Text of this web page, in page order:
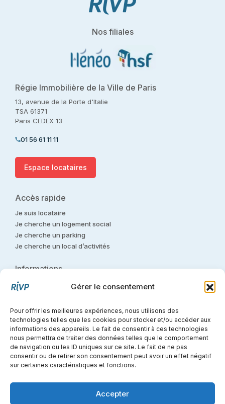
Gérer le consentement
Pour offrir les meilleures expériences, nous utilisons des
technologies telles que les cookies pour stocker et/ou accéder aux
informations des appareils. Le fait de consentir à ces technologies
nous permettra de traiter des données telles que le comportement
de navigation ou les ID uniques sur ce site. Le fait de ne pas
consentir ou de retirer son consentement peut avoir un effet négatif
sur certaines caractéristiques et fonctions.
Accepter
Nos filiales
Régie Immobilière de la Ville de Paris
13, avenue de la Porte d'Italie
TSA 61371
Paris CEDEX 13
01 56 61 11 11
Espace locataires
Accès rapide
Je suis locataire
Je cherche un logement social
Je cherche un parking
Je cherche un local d’activités
Informations
Nous contacter
Contact presse
Déontologie
Politique de confidentialité
Médiation
Mentions légales
Sitemap